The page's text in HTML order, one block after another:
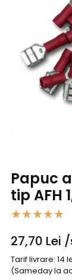
Papuc
tip AFH
27,70 Lei /
Tarif livrare: 14
(Sameday la